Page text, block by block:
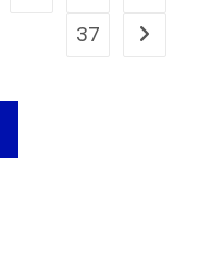
37